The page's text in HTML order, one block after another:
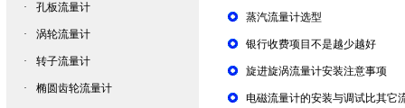
· 孔板流量计
· 涡轮流量计
· 转子流量计
· 椭圆齿轮流量计
蒸汽流量计选型
银行收费项目不是越少越好
旋进旋涡流量计安装注意事项
电磁流量计的安装与调试比其它